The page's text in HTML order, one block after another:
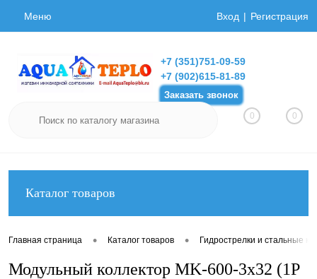
Меню Вход Регистрация
+7 (351)751-09-59
+7 (902)615-81-89
Заказать звонок
0 0
Каталог товаров
Главная страница • Каталог товаров • Гидрострелки и стальные
Модульный коллектор MK-600-3x32 (1P